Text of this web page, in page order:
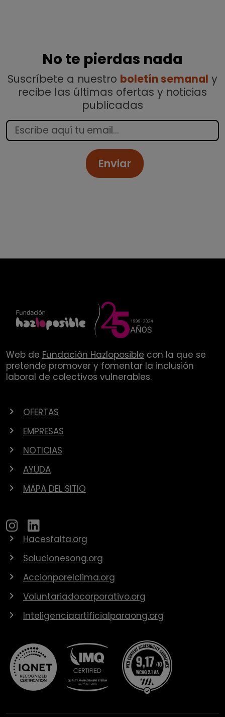
No te pierdas nada
Suscríbete a nuestro boletín semanal y
recibe las últimas ofertas y noticias
publicadas
Enviar
Web de Fundación Hazloposible con la que se
pretende promover y fomentar la inclusión
laboral de colectivos vulnerables.
OFERTAS
EMPRESAS
NOTICIAS
AYUDA
MAPA DEL SITIO
Hacesfalta.org
Solucionesong.org
Accionporelclima.org
Voluntariadocorporativo.org
Inteligenciaartificialparaong.org